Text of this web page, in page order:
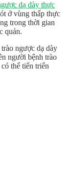
dạ dày thực
ở vùng thấp thực
trong thời gian
quản.
ngược dạ dày
người bệnh trào
thể tiến triển